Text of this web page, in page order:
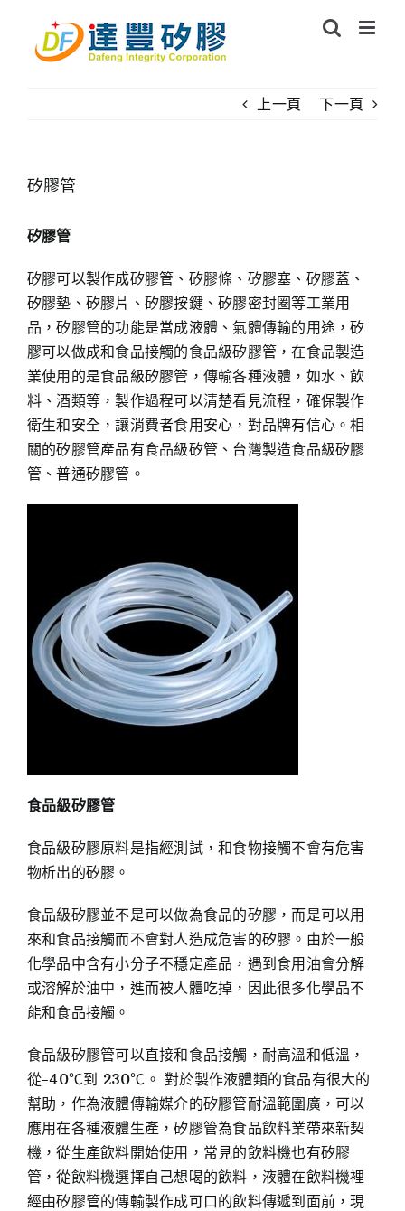
content
上一頁 下一頁
矽膠管
矽膠管
矽膠可以製作成矽膠管、矽膠條、矽膠塞、矽膠蓋、
矽膠墊、矽膠片、矽膠按鍵、矽膠密封圈等工業用
品，矽膠管的功能是當成液體、氣體傳輸的用途，矽
膠可以做成和食品接觸的食品級矽膠管，在食品製造
業使用的是食品級矽膠管，傳輸各種液體，如水、飲
料、酒類等，製作過程可以清楚看見流程，確保製作
衛生和安全，讓消費者食用安心，對品牌有信心。相
關的矽膠管產品有食品級矽管、台灣製造食品級矽膠
管、普通矽膠管。
食品級矽膠管
食品級矽膠原料是指經測試，和食物接觸不會有危害
物析出的矽膠。
食品級矽膠並不是可以做為食品的矽膠，而是可以用
來和食品接觸而不會對人造成危害的矽膠。由於一般
化學品中含有小分子不穩定產品，遇到食用油會分解
或溶解於油中，進而被人體吃掉，因此很多化學品不
能和食品接觸。
食品級矽膠管可以直接和食品接觸，耐高溫和低溫，
從-40℃到 230℃。 對於製作液體類的食品有很大的
幫助，作為液體傳輸媒介的矽膠管耐溫範圍廣，可以
應用在各種液體生產，矽膠管為食品飲料業帶來新契
機，從生產飲料開始使用，常見的飲料機也有矽膠
管，從飲料機選擇自己想喝的飲料，液體在飲料機裡
經由矽膠管的傳輸製作成可口的飲料傳遞到面前，現